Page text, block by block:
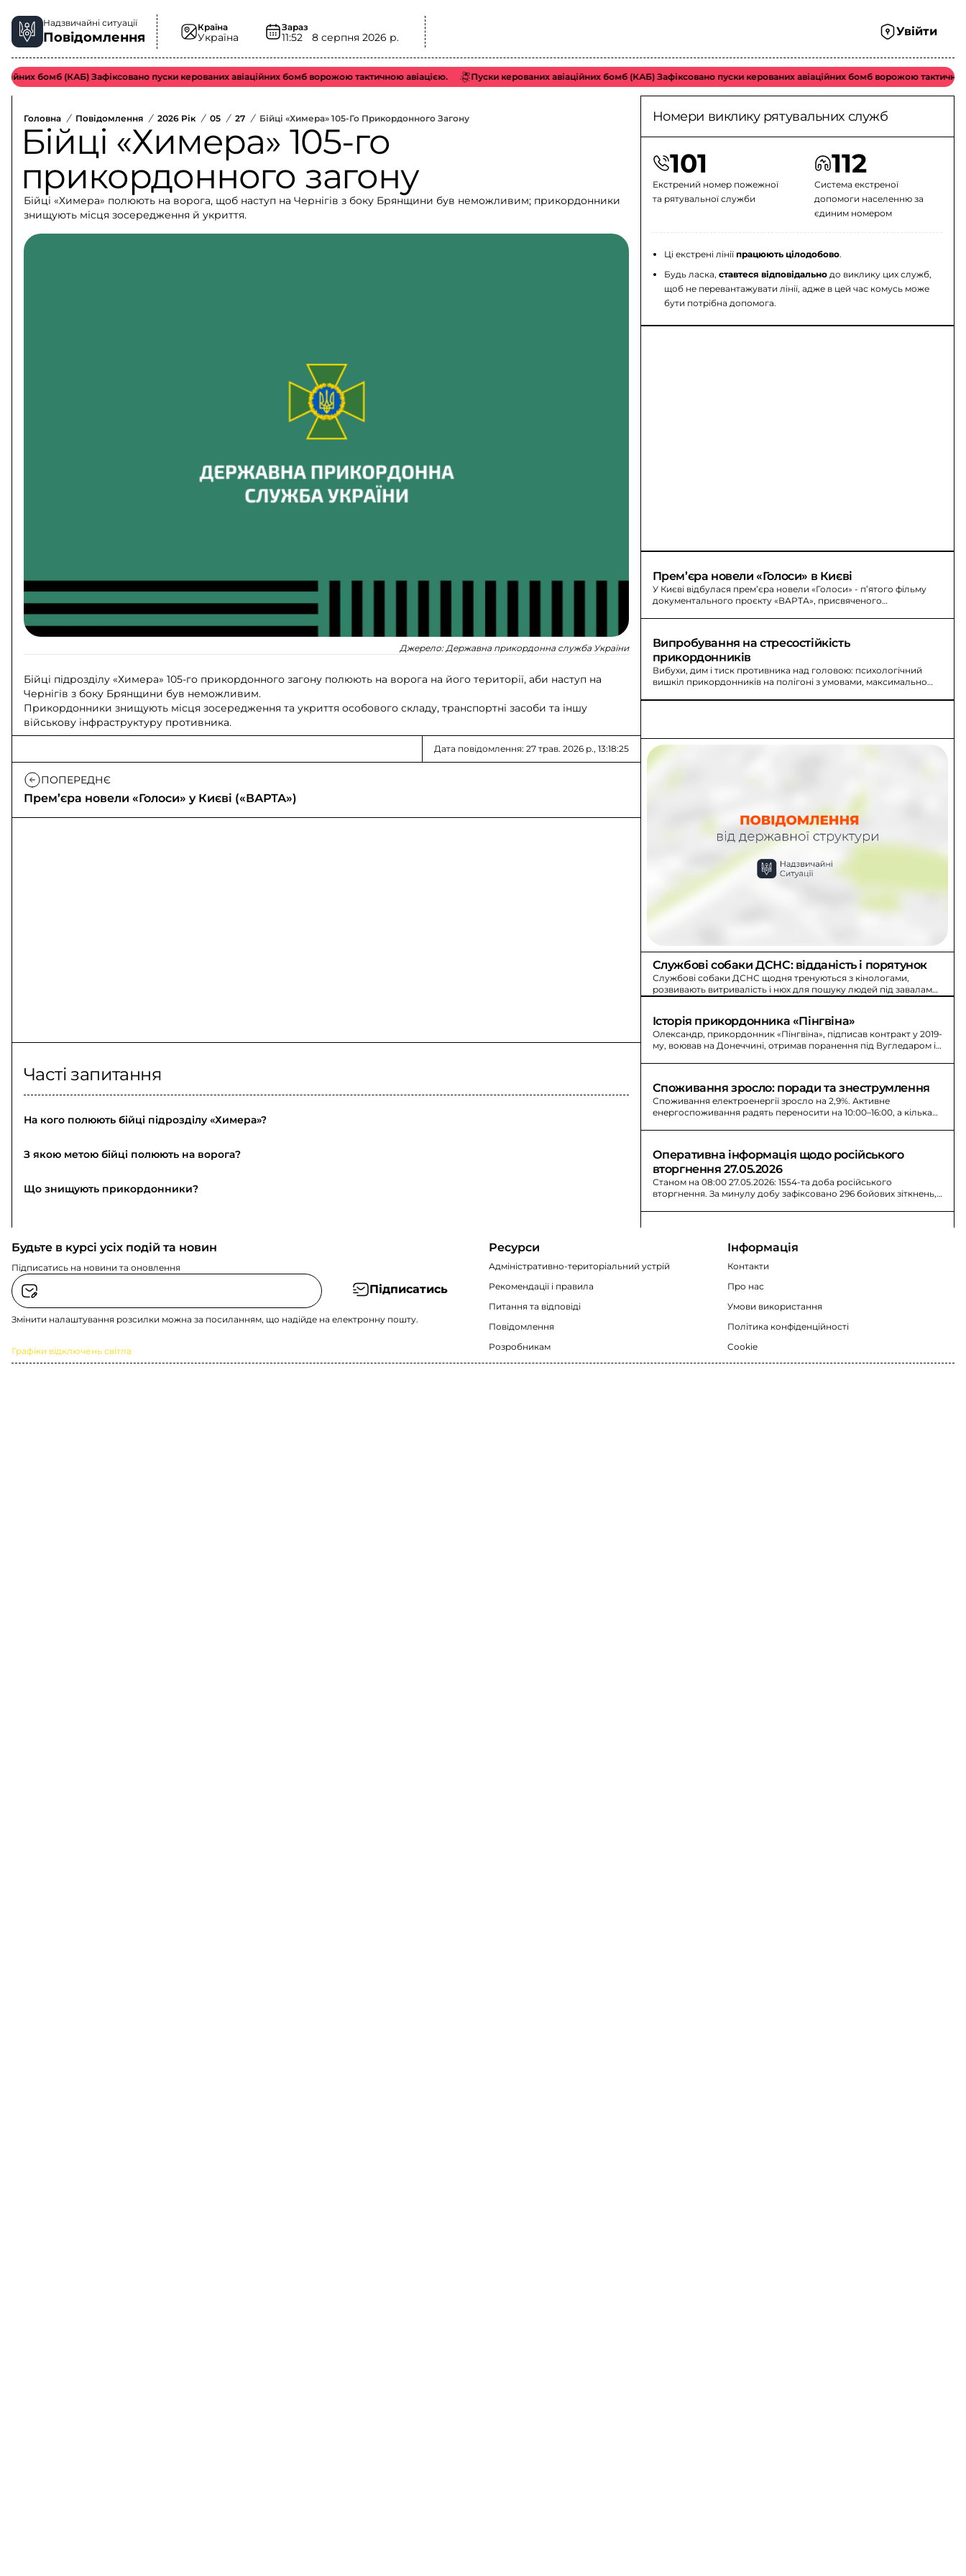
Надзвичайні ситуації
Повідомлення
Країна
Україна
Зараз
11:52 8 серпня 2026 р. Увійти
бомб (КАБ) Зафіксовано пуски керованих авіаційних бомб ворожою тактичною авіацією. Пуски керованих авіаційних бомб (КАБ) Зафіксовано пуски керованих авіаційних бомб ворожою тактичною
Головна / Повідомлення / 2026 Рік / 05 / 27 / Бійці «Химера» 105-Го Прикордонного Загону
Бійці «Химера» 105-го
прикордонного загону
Бійці «Химера» полюють на ворога, щоб наступ на Чернігів з боку Брянщини був неможливим; прикордонники
знищують місця зосередження й укриття.
Джерело:Державна прикордонна служба України
Бійці підрозділу «Химера» 105-го прикордонного загону полюють на ворога на його території, аби наступ на
Чернігів з боку Брянщини був неможливим.
Прикордонники знищують місця зосередження та укриття особового складу, транспортні засоби та іншу
військову інфраструктуру противника.
Дата повідомлення: 27 трав. 2026 р., 13:18:25
ПОПЕРЕДНЄ
Прем’єра новели «Голоси» у Києві («ВАРТА»)
Часті запитання
На кого полюють бійці підрозділу «Химера»?
З якою метою бійці полюють на ворога?
Що знищують прикордонники?
Номери виклику рятувальних служб
101
Екстрений номер пожежної
та рятувальної служби
112
Система екстреної
допомоги населенню за
єдиним номером
Ці екстрені лінії працюють цілодобово.
Будь ласка, ставтеся відповідальнодо виклику цих служб,
щоб не перевантажувати лінії, адже в цей час комусь може
бути потрібна допомога.
Прем’єра новели «Голоси» в Києві
У Києві відбулася прем’єра новели «Голоси» - п’ятого фільму
документального проєкту «ВАРТА», присвяченого
Випробування на стресостійкість
прикордонників
Вибухи, дим і тиск противника над головою: психологічний
вишкіл прикордонників на полігоні з умовами, максимально
Службові собаки ДСНС: відданість і порятунок
Службові собаки ДСНС щодня тренуються з кінологами,
розвивають витривалість і нюх для пошуку людей під завалами
та рятують життя.
Історія прикордонника «Пінгвіна»
Олександр, прикордонник «Пінгвіна», підписав контракт у 2019-
му, воював на Донеччині, отримав поранення під Вугледаром і
Споживання зросло: поради та знеструмлення
Споживання електроенергії зросло на 2,9%. Активне
енергоспоживання радять переносити на 10:00–16:00, а кілька
Оперативна інформація щодо російського
вторгнення 27.05.2026
Станом на 08:00 27.05.2026: 1554-та доба російського
вторгнення. За минулу добу зафіксовано 296 бойових зіткнень,
Будьте в курсі усіх подій та новин
Підписатись на новини та оновлення
Підписатись
Змінити налаштування розсилки можна за посиланням, що надійде на електронну пошту.
Графіки відключень світла
Ресурси
Адміністративно-територіальний устрій
Рекомендації i правила
Питання та відповіді
Повідомлення
Розробникам
Інформація
Контакти
Про нас
Умови використання
Політика конфіденційності
Cookie